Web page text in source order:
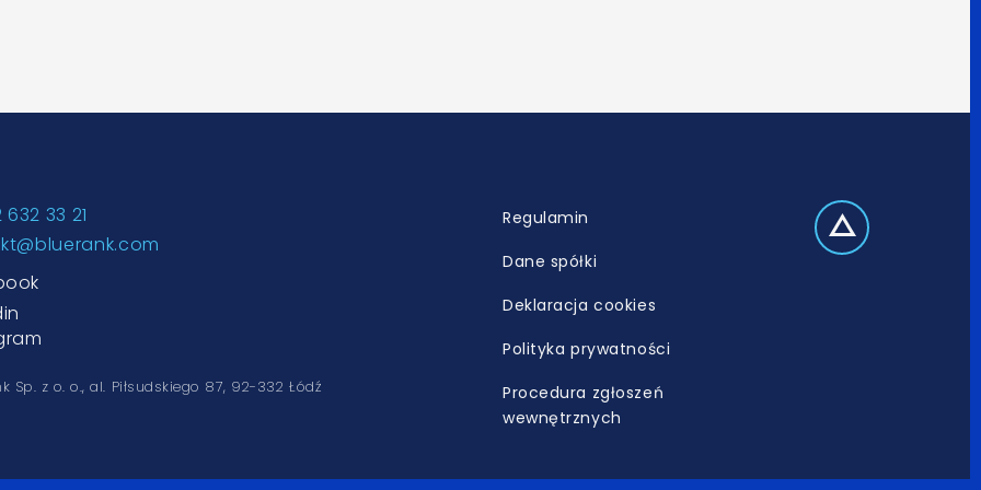
33 21
Sp. z o. o., al. Piłsudskiego 87, 92-332 Łódź
Regulamin
Dane spółki
Deklaracja cookies
Polityka prywatności
Procedura zgłoszeń
wewnętrznych